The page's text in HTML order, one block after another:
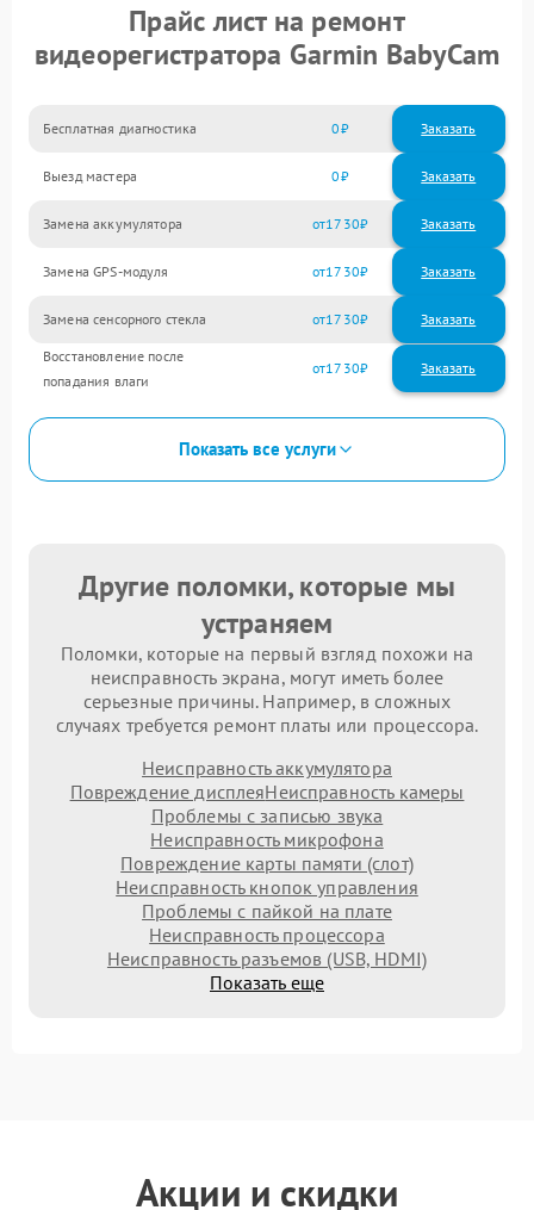
Прайс лист на ремонт
видеорегистратора Garmin BabyCam
Бесплатная диагностика 0 Заказать
Выезд мастера 0 Заказать
Замена аккумулятора 1730
Замена GPS-модуля 1730
Замена сенсорного стекла 1730
Восстановление после
попадания влаги
1730
Показать все услуги
Другие поломки, которые мы
устраняем
Поломки, которые на первый взгляд похожи на
неисправность экрана, могут иметь более
серьезные причины. Например, в сложных
случаях требуется ремонт платы или процессора.
Неисправность аккумулятора
Повреждение дисплеяНеисправность камеры
Проблемы с записью звука
Неисправность микрофона
Повреждение карты памяти (слот)
Неисправность кнопок управления
Проблемы с пайкой на плате
Неисправность процессора
Неисправность разъемов (USB, HDMI)
Показать еще
Акции и скидки